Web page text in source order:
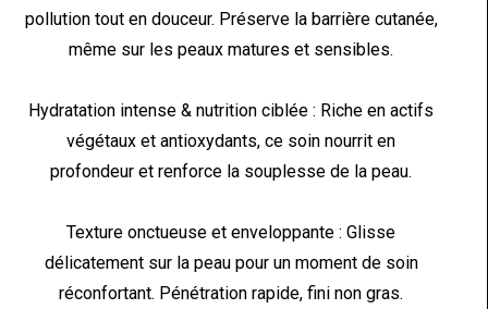
pollution tout en douceur. Préserve la barrière cutanée,
même sur les peaux matures et sensibles.
Hydratation intense & nutrition ciblée : Riche en actifs
végétaux et antioxydants, ce soin nourrit en
profondeur et renforce la souplesse de la peau.
Texture onctueuse et enveloppante : Glisse
délicatement sur la peau pour un moment de soin
réconfortant. Pénétration rapide, fini non gras.